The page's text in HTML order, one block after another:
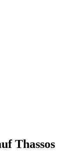
Thassos